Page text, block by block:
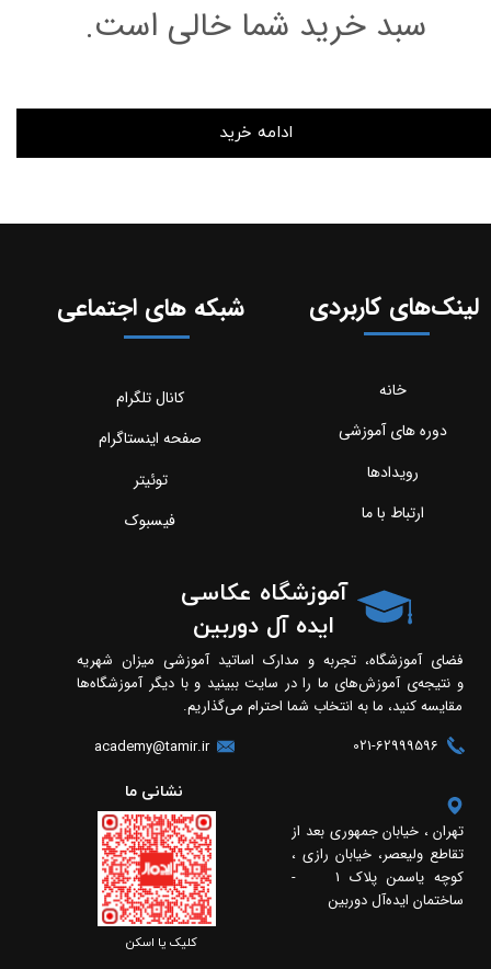
سبد خرید شما خالی است.
ادامه خرید
آموزشگاه عکاسی
ایده آل دوربین
فضای آموزشگاه، تجربه و مدارک اساتید آموزشی میزان شهریه
و نتیجه‌ی آموزش‌های ما را در سایت ببینید و با دیگر آموزشگاه‌ها
مقایسه کنید، ما به انتخاب شما احترام می‌گذاریم.
021-62999596
academy@tamir.ir
تهران ، خیابان جمهوری بعد از
تقاطع ولیعصر، خیابان رازی ،
کوچه یاسمن پلاک 1 -
ساختمان ایده‌آل دوربین
لینک‌های کاربردی
خانه
دوره های آموزشی
رویدادها
ارتباط با ما
شبکه های اجتماعی
کانال تلگرام
صفحه اینستاگرام
توئیتر
فیسبوک
​​نشانی ما
​​کلیک یا اسکن